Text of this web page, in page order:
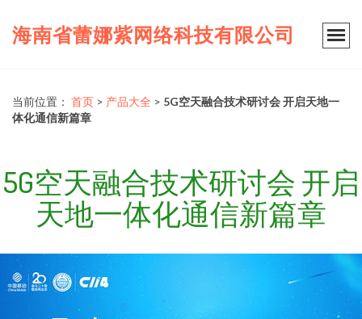
海南省蕾娜紫网络科技有限公司
当前位置： 首页 > 产品大全 > 5G空天融合技术研讨会 开启天地一
体化通信新篇章
5G空天融合技术研讨会 开启
天地一体化通信新篇章